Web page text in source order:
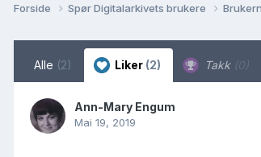
Forside Spør Digitalarkivets brukere
Alle (2) Liker (2) Takk (0)
Ann-Mary Engum
Mai 19, 2019